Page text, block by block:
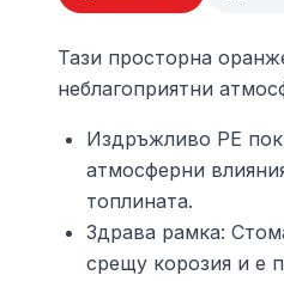
Тази просторна
неблагоприятни
Издръжливо PE
атмосферни
топлината.
Здрава рамка:
срещу корозия и е